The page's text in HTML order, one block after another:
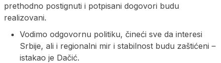
prethodno postignuti i potpisani dogovori budu
realizovani.
Vodimo odgovornu politiku, čineći sve da interesi
Srbije, ali i regionalni mir i stabilnost budu zaštićeni –
istakao je Dačić.